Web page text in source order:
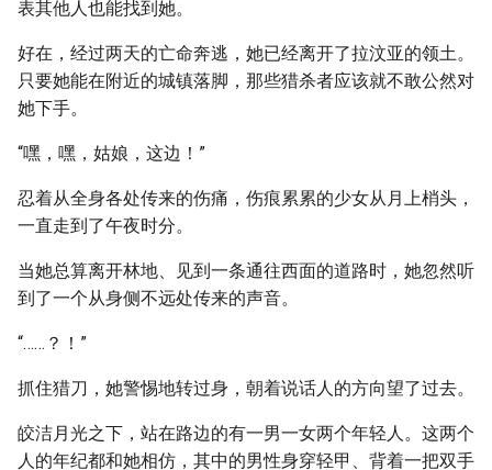
表其他人也能找到她。
好在，经过两天的亡命奔逃，她已经离开了拉汶亚的领土。
只要她能在附近的城镇落脚，那些猎杀者应该就不敢公然对
她下手。
“嘿，嘿，姑娘，这边！”
忍着从全身各处传来的伤痛，伤痕累累的少女从月上梢头，
一直走到了午夜时分。
当她总算离开林地、见到一条通往西面的道路时，她忽然听
到了一个从身侧不远处传来的声音。
“……？！”
抓住猎刀，她警惕地转过身，朝着说话人的方向望了过去。
皎洁月光之下，站在路边的有一男一女两个年轻人。这两个
人的年纪都和她相仿，其中的男性身穿轻甲、背着一把双手